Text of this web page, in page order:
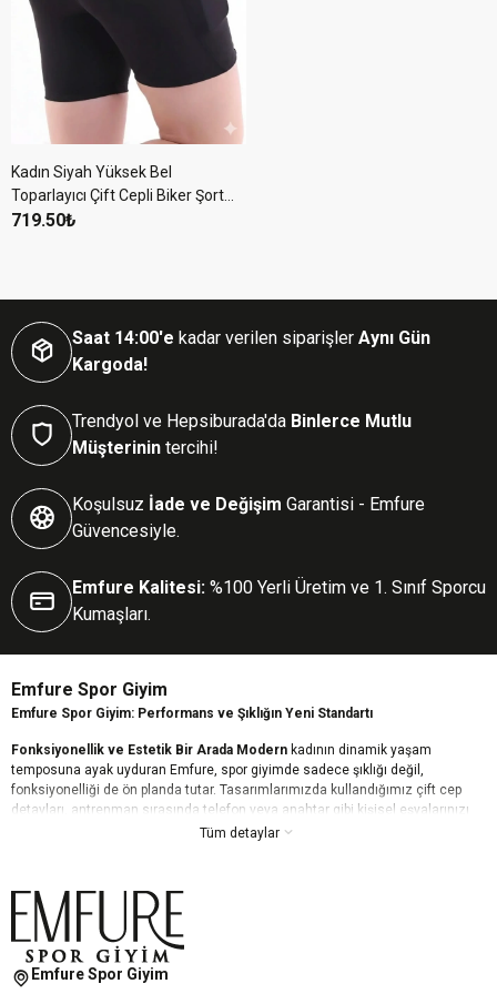
Kadın Siyah Yüksek Bel
Toparlayıcı Çift Cepli Biker Şort
Kısa Spor Tayt Biker Shades
719.50₺
Saat 14:00'e kadar verilen siparişler Aynı Gün
Kargoda!
Trendyol ve Hepsiburada'da Binlerce Mutlu
Müşterinin tercihi!
Koşulsuz İade ve Değişim Garantisi - Emfure
Güvencesiyle.
Emfure Kalitesi: %100 Yerli Üretim ve 1. Sınıf Sporcu
Kumaşları.
Emfure Spor Giyim
Emfure Spor Giyim: Performans ve Şıklığın Yeni Standartı
Fonksiyonellik ve Estetik Bir Arada Modern kadının dinamik yaşam
temposuna ayak uyduran Emfure, spor giyimde sadece şıklığı değil,
fonksiyonelliği de ön planda tutar. Tasarımlarımızda kullandığımız çift cep
detayları, antrenman sırasında telefon veya anahtar gibi kişisel eşyalarınızı
güvenle taşımanızı sağlarken, estetik çizgilerimizle günün her anında stilinizi
teknolojimiz, vücudunuzu bir ikinci ten gibi sararak maksimum hareket
özgürlüğü sunar. Nefes alabilen dokusu teri hızla dışarı atarken, özel
toparlayıcı (push-up) özelliğimiz daha fit ve formda bir görünüm elde etmenizi
destekler. Emfure ile kendinizi her zaman güçlü ve rahat hissedin.
Tüm detaylar
Emfure Spor Giyim